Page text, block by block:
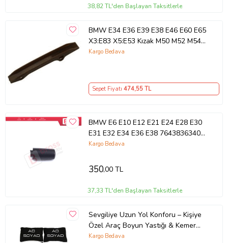
38,82 TL'den Başlayan Taksitlerle
BMW E34 E36 E39 E38 E46 E60 E65
X3:E83 X5:E53 Kızak M50 M52 M54
Alt 11311726471 Wender
Kargo Bedava
Sepet Fiyatı 474,55 TL
BMW E6 E10 E12 E21 E24 E28 E30
E31 E32 E34 E36 E38 7643836340
İçin Blaupunkt Reverse RDS Radyo
Kargo Bedava
350,00 TL
37,33 TL'den Başlayan Taksitlerle
Sevgiliye Uzun Yol Konforu – Kişiye
Özel Araç Boyun Yastığı & Kemer
Pedi Hediye Seti
Kargo Bedava